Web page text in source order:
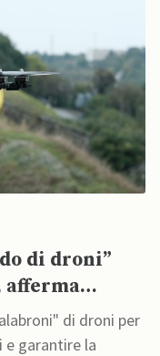
di droni”
afferma
di droni per
garantire la